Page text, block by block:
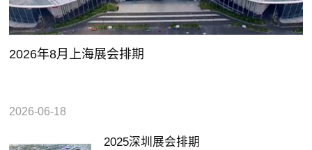
2026年8月上海展会排期
2026-06-18
2025深圳展会排期